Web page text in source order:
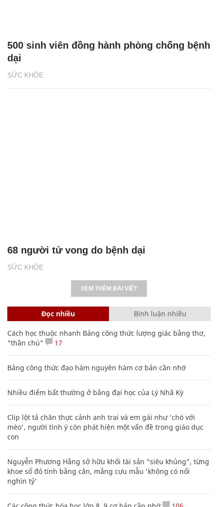
SỨC KHỎE
500 sinh viên đồng hành phòng chống bệnh
dại
SỨC KHỎE
68 người tử vong do bệnh dại
XEM THÊM BÀI VIẾT
Đọc nhiều Bình luận nhiều
Cách học thuộc nhanh Bảng công thức lượng giác bằng thơ,
"thần chú"
17
Bảng công thức đạo hàm nguyên hàm cơ bản cần nhớ
Nhiều điểm bất thường ở bằng đại học của Lý Nhã Kỳ
Clip lột tả chân thực cảnh anh trai và em gái như 'chó với
mèo', người tinh ý còn phát hiện một vấn đề trong giáo dục
con
Nguyễn Phương Hằng sở hữu khối tài sản "siêu khủng", từng
khoe sổ đỏ tính bằng cân, mắng cựu mẫu 'không có nổi
nghìn tỷ'